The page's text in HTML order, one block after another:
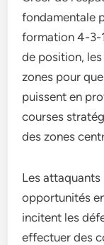
fondamentale
formation 4-3-
de position,
zones pour
puissent en
courses
des zones
Les
opportunités
incitent les
effectuer des